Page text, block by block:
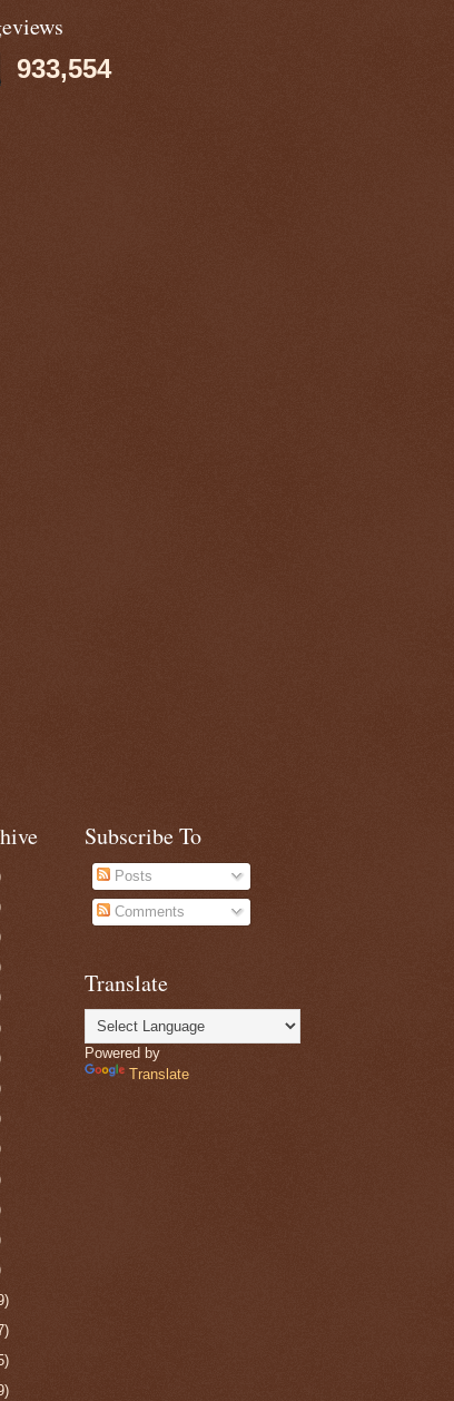
933,554
Subscribe To
Posts
Comments
Translate
Powered by
Translate